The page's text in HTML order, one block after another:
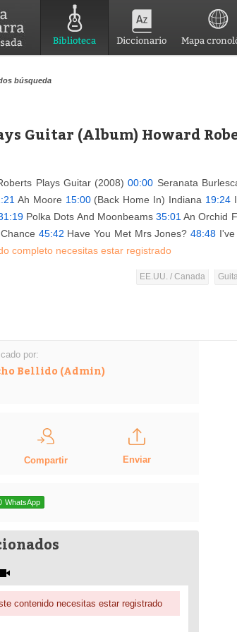
Biblioteca Diccionario Mapa
búsqueda
Guitar (Album) Howard
Plays Guitar (2008)00:00 Seranata
Ah Moore 15:00(Back Home In) Indiana 19:24
Polka Dots And Moonbeams35:01 An Orchid
45:42 Have You Met Mrs Jones?48:48
completo necesitas estar registrado
EE.UU. / Canada
por:
Bellido (Admin)
Compartir Enviar
WhatsApp
contenido necesitas estar registrado